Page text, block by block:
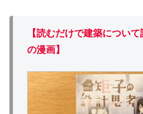
【読むだけで建築につい
の漫画】